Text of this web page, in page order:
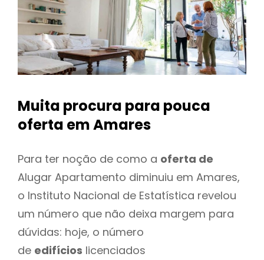
Muita procura para pouca
oferta em Amares
Para ter noção de como a oferta de
Alugar Apartamento diminuiu em Amares,
o Instituto Nacional de Estatística revelou
um número que não deixa margem para
dúvidas: hoje, o número
de edifícios licenciados